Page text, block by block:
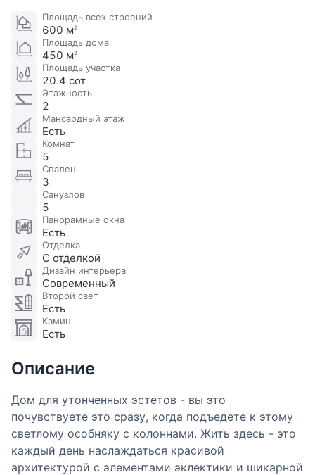
Площадь всех строений
600 м2
Площадь дома
450 м2
Площадь участка
20.4 сот
Этажность
2
Мансардный этаж
Есть
Комнат
5
Спален
3
Санузлов
5
Панорамные окна
Есть
Отделка
С отделкой
Дизайн интерьера
Современный
Второй свет
Есть
Камин
Есть
Описание
Дом для утонченных эстетов - вы это
почувствуете это сразу, когда подъедете к этому
светлому особняку с колоннами. Жить здесь - это
каждый день наслаждаться красивой
архитектурой с элементами эклектики и шикарной